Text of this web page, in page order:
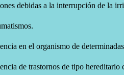
debidas a la interrupción de la
en el organismo de
de trastornos de tipo